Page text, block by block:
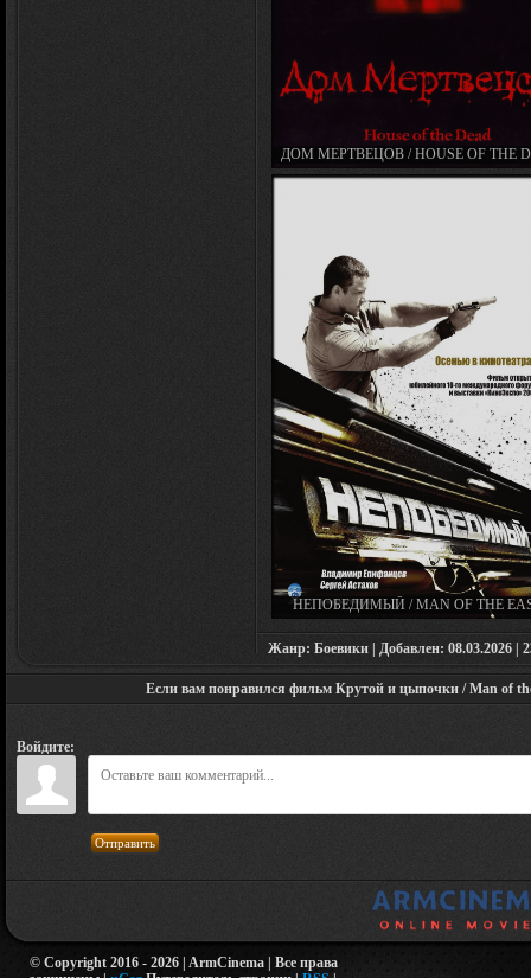
ДОМ МЕРТВЕЦОВ / HOUSE OF THE
(2003)
НЕПОБЕДИМЫЙ / MAN OF THE
RUSSIAN TRANSPORTER (2008)
Жанр: Боевики | Добавлен: 08.03.2026 |
Если вам понравился фильм Крутой и цыпочки / Man of the
Войдите:
Отправить
© Copyright 2016 - 2026 | ArmCinema | Все права